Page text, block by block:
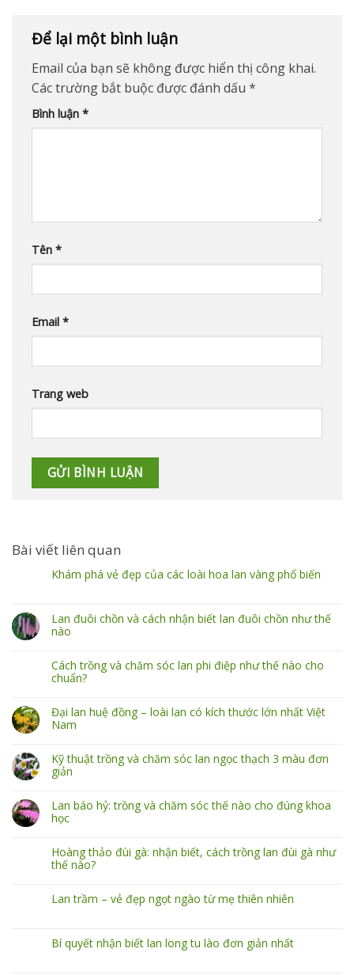
Để lại một bình luận
Email của bạn sẽ không được hiển thị công khai.
Các trường bắt buộc được đánh dấu *
Bình luận *
Tên *
Email *
Trang web
Bài viết liên quan
Khám phá vẻ đẹp của các loài hoa lan vàng phổ biến
Lan đuôi chồn và cách nhận biết lan đuôi chồn như thế
nào
Cách trồng và chăm sóc lan phi điệp như thế nào cho
chuẩn?
Đại lan huệ đồng – loài lan có kích thước lớn nhất Việt
Nam
Kỹ thuật trồng và chăm sóc lan ngọc thạch 3 màu đơn
giản
Lan báo hỷ: trồng và chăm sóc thế nào cho đúng khoa
học
Hoàng thảo đùi gà: nhận biết, cách trồng lan đùi gà như
thế nào?
Lan trầm – vẻ đẹp ngọt ngào từ mẹ thiên nhiên
Bí quyết nhận biết lan long tu lào đơn giản nhất